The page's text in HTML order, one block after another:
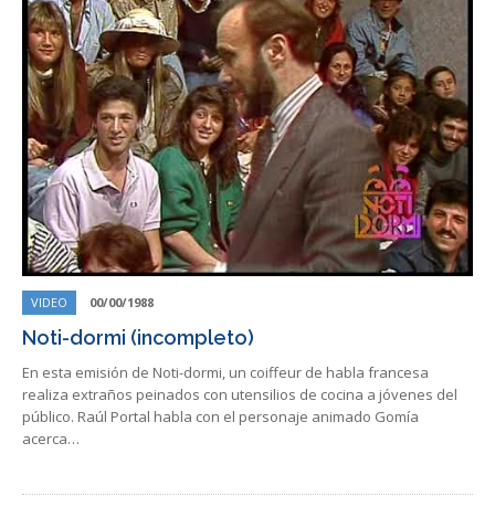
VIDEO 00/00/1988
Noti-dormi (incompleto)
En esta emisión de Noti-dormi, un coiffeur de habla francesa
realiza extraños peinados con utensilios de cocina a jóvenes del
público. Raúl Portal habla con el personaje animado Gomía
acerca…